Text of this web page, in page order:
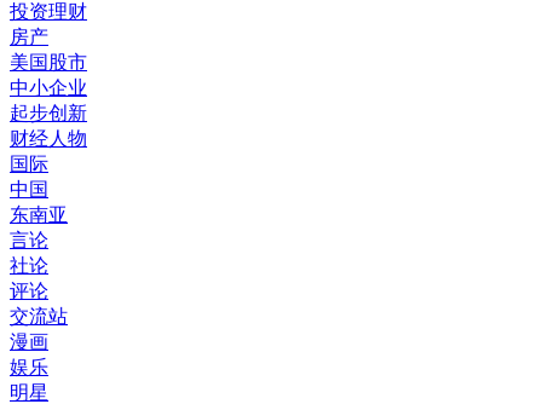
投资理财
房产
美国股市
中小企业
起步创新
财经人物
国际
中国
东南亚
言论
社论
评论
交流站
漫画
娱乐
明星